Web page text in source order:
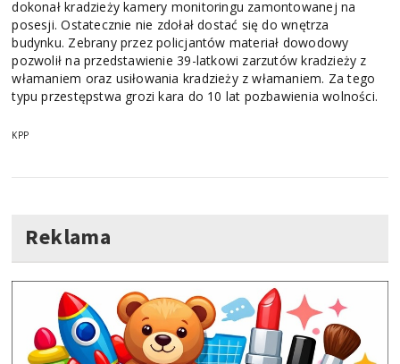
dokonał kradzieży kamery monitoringu zamontowanej na
posesji. Ostatecznie nie zdołał dostać się do wnętrza
budynku. Zebrany przez policjantów materiał dowodowy
pozwolił na przedstawienie 39-latkowi zarzutów kradzieży z
włamaniem oraz usiłowania kradzieży z włamaniem. Za tego
typu przestępstwa grozi kara do 10 lat pozbawienia wolności.
KPP
Reklama